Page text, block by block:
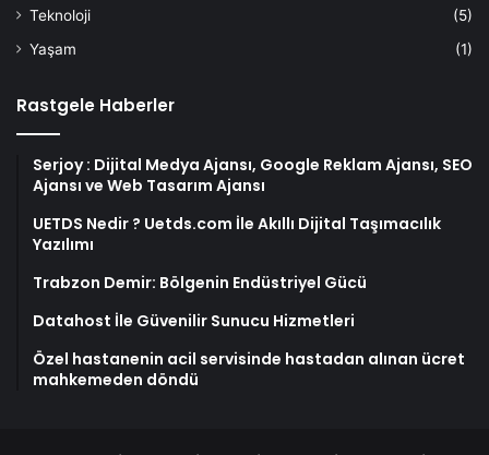
Teknoloji
(5)
Yaşam
(1)
Rastgele Haberler
Serjoy : Dijital Medya Ajansı, Google Reklam Ajansı, SEO
Ajansı ve Web Tasarım Ajansı
UETDS Nedir ? Uetds.com İle Akıllı Dijital Taşımacılık
Yazılımı
Trabzon Demir: Bölgenin Endüstriyel Gücü
Datahost İle Güvenilir Sunucu Hizmetleri
Özel hastanenin acil servisinde hastadan alınan ücret
mahkemeden döndü